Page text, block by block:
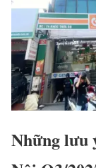
Những lưu